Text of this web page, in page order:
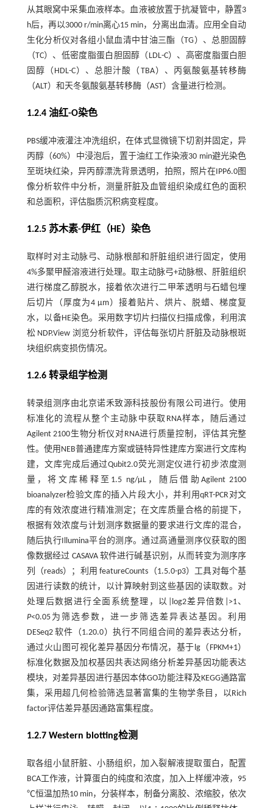
从其眼窝中采集血液样本。血液被放置于抗凝管中，静置3
h后，再以3000 r/min离心15 min，分离出血清。应用全自动
生化分析仪对各组小鼠血清中甘油三酯（TG）、总胆固醇
（TC）、低密度脂蛋白胆固醇（LDL-C）、高密度脂蛋白胆
固醇（HDL-C）、总胆汁酸（TBA）、丙氨酸氨基转移酶
（ALT）和天冬氨酸氨基转移酶（AST）含量进行检测。
1.2.4 油红-O染色
PBS缓冲液灌注冲洗组织，在体式显微镜下切割并固定，异
丙醇（60%）中浸泡后，置于油红工作染液30 min避光染色
至斑块红染，异丙醇漂洗背景透明，拍照，照片在IPP6.0图
像分析软件中分析，测量肝脏及血管组织染成红色的面积
和总面积，评估脂质沉积病变程度。
1.2.5 苏木素-伊红（HE）染色
取样时对主动脉弓、动脉根部和肝脏组织进行固定，使用
4%多聚甲醛溶液进行处理。取主动脉弓+动脉根、肝脏组织
进行梯度乙醇脱水，接着依次进行二甲苯透明与石蜡包埋
后切片（厚度为4 μm）接着贴片、烘片、脱蜡、梯度复
水，以备HE染色。采用数字切片扫描仪扫描成像，利用滨
松 NDP.View 浏览分析软件，评估每张切片肝脏及动脉根斑
块组织病变损伤情况。
1.2.6 转录组学检测
转录组测序由北京诺禾致源科技股份有限公司进行。使用
标准化的流程从整个主动脉中获取RNA样本，随后通过
Agilent 2100生物分析仪对RNA进行质量控制，评估其完整
性。使用NEB普通建库方案或链特异性建库方案进行文库构
建，文库完成后通过Qubit2.0荧光测定仪进行初步浓度测
量，将文库稀释至1.5 ng/μL，随后借助Agilent 2100
bioanalyzer检验文库的插入片段大小，并利用qRT-PCR对文
库的有效浓度进行精准测定；在文库质量合格的前提下，
根据有效浓度与计划测序数据量的要求进行文库的混合，
随后执行Illumina平台的测序。通过高通量测序仪获取的图
像数据经过 CASAVA 软件进行碱基识别，从而转变为测序序
列（reads）；利用 featureCounts（1.5.0-p3）工具对每个基
因进行读数的统计，以计算映射到这些基因的读取数。对
处理后数据进行全面系统整理，以|log2差异倍数|>1、
P<0.05为筛选参数，进一步筛选差异表达基因。利用
DESeq2 软件（1.20.0）执行不同组合间的差异表达分析，
通过火山图可视化差异基因分布情况，基于lg（FPKM+1）
标准化数据及加权基因共表达网络分析差异基因功能表达
模块，对差异基因进行基因本体GO功能注释及KEGG通路富
集，采用超几何检验筛选显著富集的生物学条目，以Rich
factor评估差异基因通路富集程度。
1.2.7 Western blotting检测
取各组小鼠肝脏、小肠组织，加入裂解液提取蛋白，配置
BCA工作液，计算蛋白的纯度和浓度，加入上样缓冲液，95
℃恒温加热10 min，分装样本，制备分离胶、浓缩胶，依次